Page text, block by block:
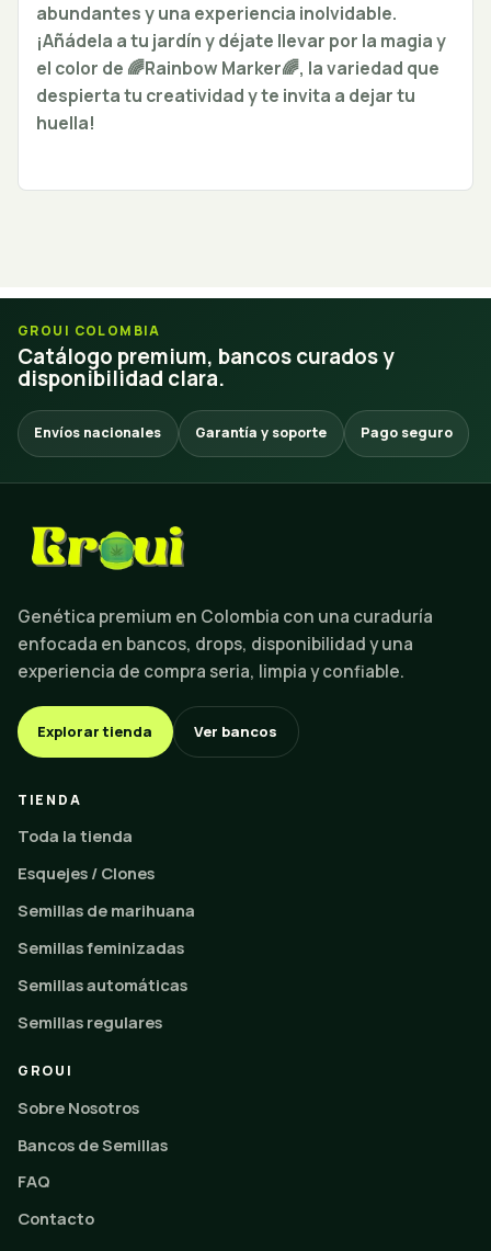
abundantes y una experiencia inolvidable.
¡Añádela a tu jardín y déjate llevar por la magia y
el color de 🌈Rainbow Marker🌈, la variedad que
despierta tu creatividad y te invita a dejar tu
huella!
GROUI COLOMBIA
Catálogo premium, bancos curados y
disponibilidad clara.
Envíos nacionales Garantía y soporte Pago seguro
Genética premium en Colombia con una curaduría
enfocada en bancos, drops, disponibilidad y una
experiencia de compra seria, limpia y confiable.
Explorar tienda Ver bancos
TIENDA
Toda la tienda
Esquejes / Clones
Semillas de marihuana
Semillas feminizadas
Semillas automáticas
Semillas regulares
GROUI
Sobre Nosotros
Bancos de Semillas
FAQ
Contacto